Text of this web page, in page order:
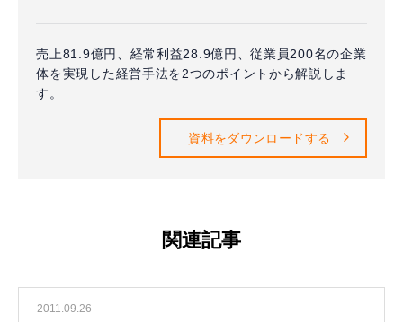
売上81.9億円、経常利益28.9億円、従業員200名の企業
体を実現した経営手法を2つのポイントから解説しま
す。
資料をダウンロードする
関連記事
2011.09.26